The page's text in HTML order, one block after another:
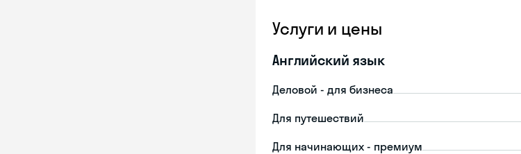
Услуги и цены
Английский язык
Деловой - для бизнеса
Для путешествий
Для начинающих - премиум